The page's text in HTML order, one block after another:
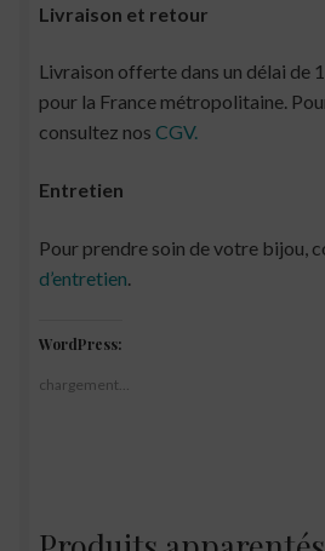
Livraison et retour
Livraison offerte dans un délai de
pour la France métropolitaine.
consultez nos CGV.
Entretien
Pour prendre soin de votre bijou,
d’entretien
WordPress:
chargement…